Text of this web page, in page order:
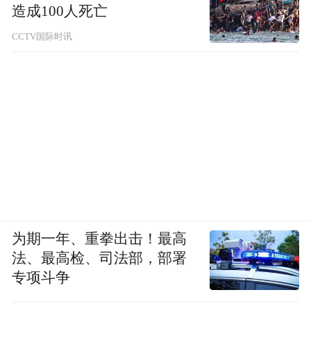
造成100人死亡
CCTV国际时讯
为期一年、重拳出击！最高
法、最高检、司法部，部署
专项斗争